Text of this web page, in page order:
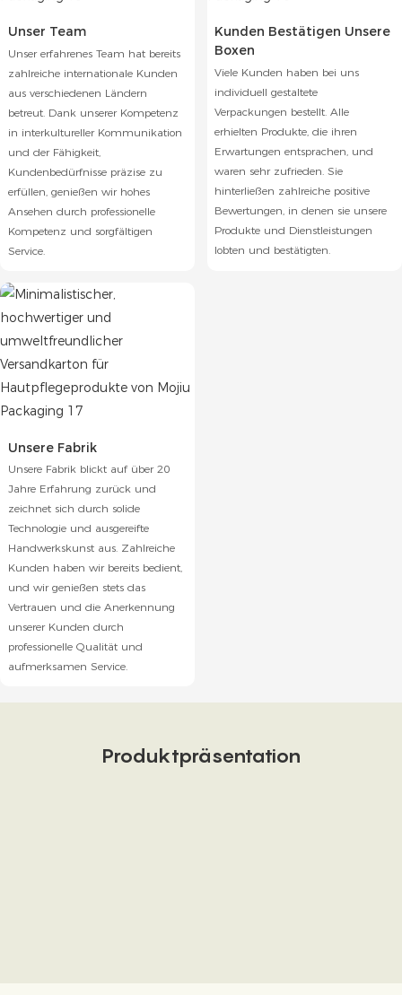
Unser Team
Unser erfahrenes Team hat bereits
zahlreiche internationale Kunden
aus verschiedenen Ländern
betreut. Dank unserer Kompetenz
in interkultureller Kommunikation
und der Fähigkeit,
Kundenbedürfnisse präzise zu
erfüllen, genießen wir hohes
Ansehen durch professionelle
Kompetenz und sorgfältigen
Service.
Kunden Bestätigen Unsere
Boxen
Viele Kunden haben bei uns
individuell gestaltete
Verpackungen bestellt. Alle
erhielten Produkte, die ihren
Erwartungen entsprachen, und
waren sehr zufrieden. Sie
hinterließen zahlreiche positive
Bewertungen, in denen sie unsere
Produkte und Dienstleistungen
lobten und bestätigten.
Unsere Fabrik
Unsere Fabrik blickt auf über 20
Jahre Erfahrung zurück und
zeichnet sich durch solide
Technologie und ausgereifte
Handwerkskunst aus. Zahlreiche
Kunden haben wir bereits bedient,
und wir genießen stets das
Vertrauen und die Anerkennung
unserer Kunden durch
professionelle Qualität und
aufmerksamen Service.
Produktpräsentation